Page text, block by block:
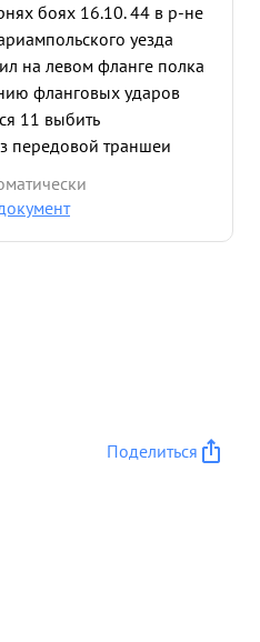
боях 16.10. 44 в р-не
уезда
на левом фланге полка
фланговых ударов
11 выбить
передовой траншеи
Восточная Пруссия/
действия
Поделиться